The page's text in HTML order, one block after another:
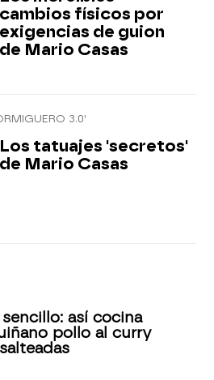
cambios físicos por
exigencias de guion
de Mario Casas
3.0'
Los tatuajes 'secretos'
de Mario Casas
así cocina
pollo al curry